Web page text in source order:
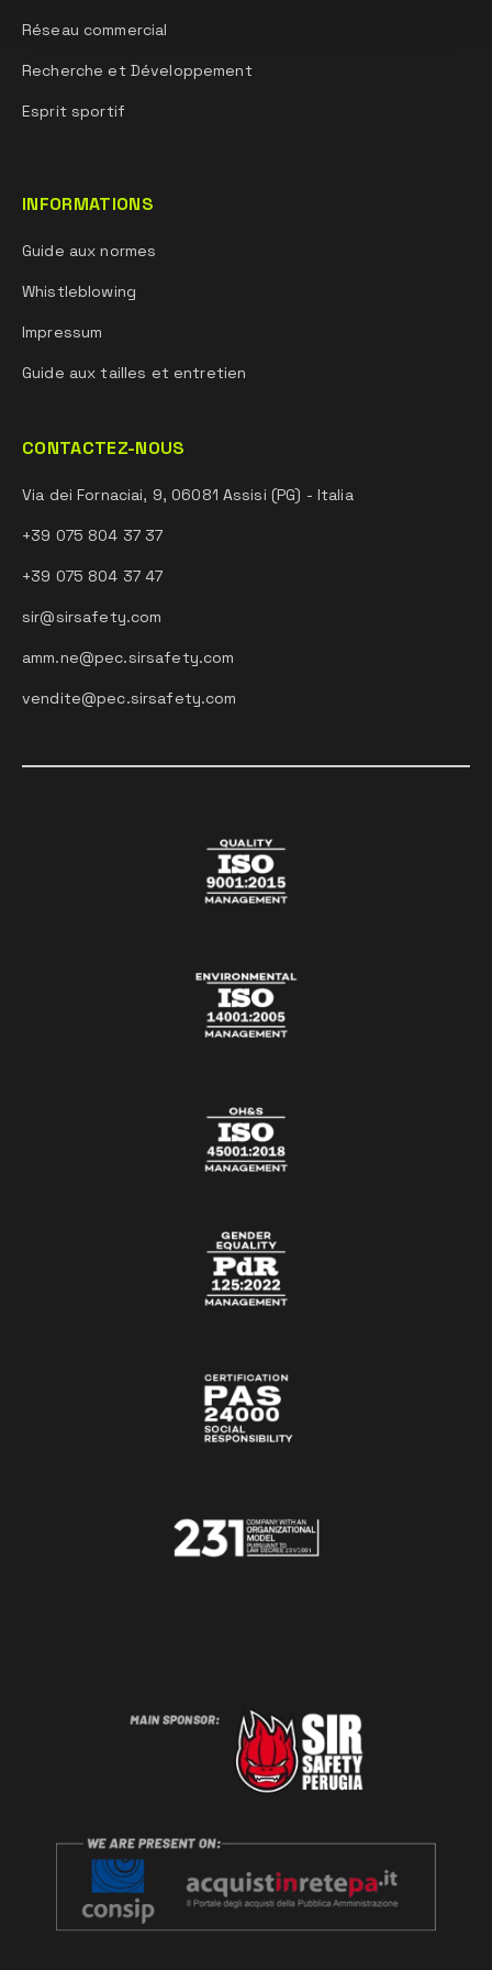
Réseau commercial
Recherche et Développement
Esprit sportif
INFORMATIONS
Guide aux normes
Whistleblowing
Impressum
Guide aux tailles et entretien
CONTACTEZ-NOUS
Via dei Fornaciai, 9, 06081 Assisi (PG) - Italia
+39 075 804 37 37
+39 075 804 37 47
sir@sirsafety.com
amm.ne@pec.sirsafety.com
vendite@pec.sirsafety.com